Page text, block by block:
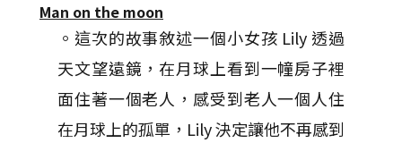
Man on the moon
。這次的故事敘述一個小女孩 Lily 透過
天文望遠鏡，在月球上看到一幢房子裡
面住著一個老人，感受到老人一個人住
在月球上的孤單，Lily 決定讓他不再感到